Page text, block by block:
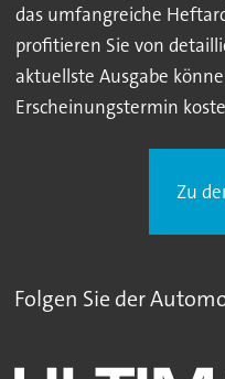
das umfangreiche
profitieren Sie von
aktuellste Ausgabe
Erscheinungstermin
Zu
Folgen Sie der